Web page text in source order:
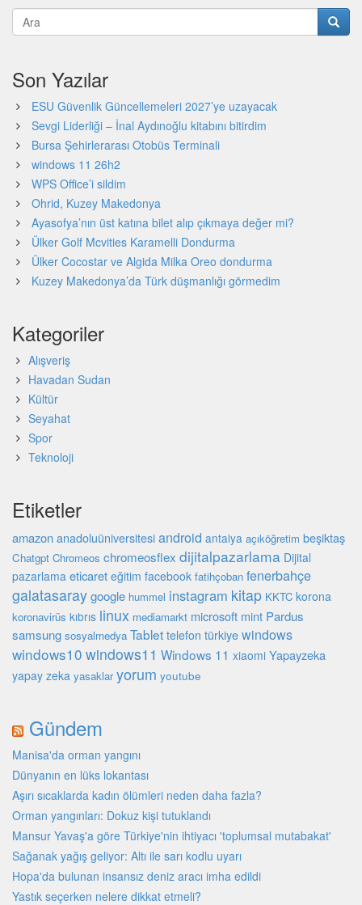
Son Yazılar
ESU Güvenlik Güncellemeleri 2027’ye uzayacak
Sevgi Liderliği – İnal Aydınoğlu kitabını bitirdim
Bursa Şehirlerarası Otobüs Terminali
windows 11 26h2
WPS Office’i sildim
Ohrid, Kuzey Makedonya
Ayasofya’nın üst katına bilet alıp çıkmaya değer mi?
Ülker Golf Mcvities Karamelli Dondurma
Ülker Cocostar ve Algida Milka Oreo dondurma
Kuzey Makedonya’da Türk düşmanlığı görmedim
Kategoriler
Alışveriş
Havadan Sudan
Kültür
Seyahat
Spor
Teknoloji
Etiketler
amazon anadoluüniversitesi android antalya açıköğretim beşiktaş
Chatgpt Chromeos chromeosflex dijitalpazarlama Dijital
pazarlama eticaret eğitim facebook fatihçoban fenerbahçe
galatasaraygoogle hummel instagram kitap KKTC korona
koronavirüs kıbrıs linux mediamarkt microsoft mint Pardus
samsung sosyalmedya Tablet telefon türkiyewindows
windows10 windows11 Windows 11 xiaomi Yapayzeka
yapay zeka yasaklar yorum youtube
Gündem
Manisa'da orman yangını
Dünyanın en lüks lokantası
Aşırı sıcaklarda kadın ölümleri neden daha fazla?
Orman yangınları: Dokuz kişi tutuklandı
Mansur Yavaş'a göre Türkiye'nin ihtiyacı 'toplumsal mutabakat'
Sağanak yağış geliyor: Altı ile sarı kodlu uyarı
Hopa'da bulunan insansız deniz aracı imha edildi
Yastık seçerken nelere dikkat etmeli?